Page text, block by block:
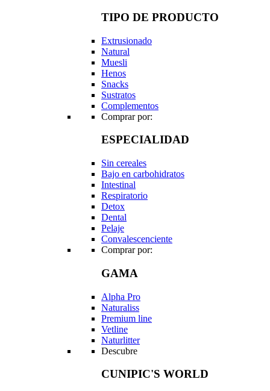
TIPO DE PRODUCTO
Extrusionado
Natural
Muesli
Henos
Snacks
Sustratos
Complementos
Comprar por:
ESPECIALIDAD
Sin cereales
Bajo en carbohidratos
Intestinal
Respiratorio
Detox
Dental
Pelaje
Convalescenciente
Comprar por:
GAMA
Alpha Pro
Naturaliss
Premium line
Vetline
Naturlitter
Descubre
CUNIPIC'S WORLD